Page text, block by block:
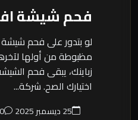
فحم شيشة
لو بتدور على فحم
مظبوطة من أولها
زباينك، يبقى فحم
اختيارك الصح. شركة...
25 ديسمبر 2025 0